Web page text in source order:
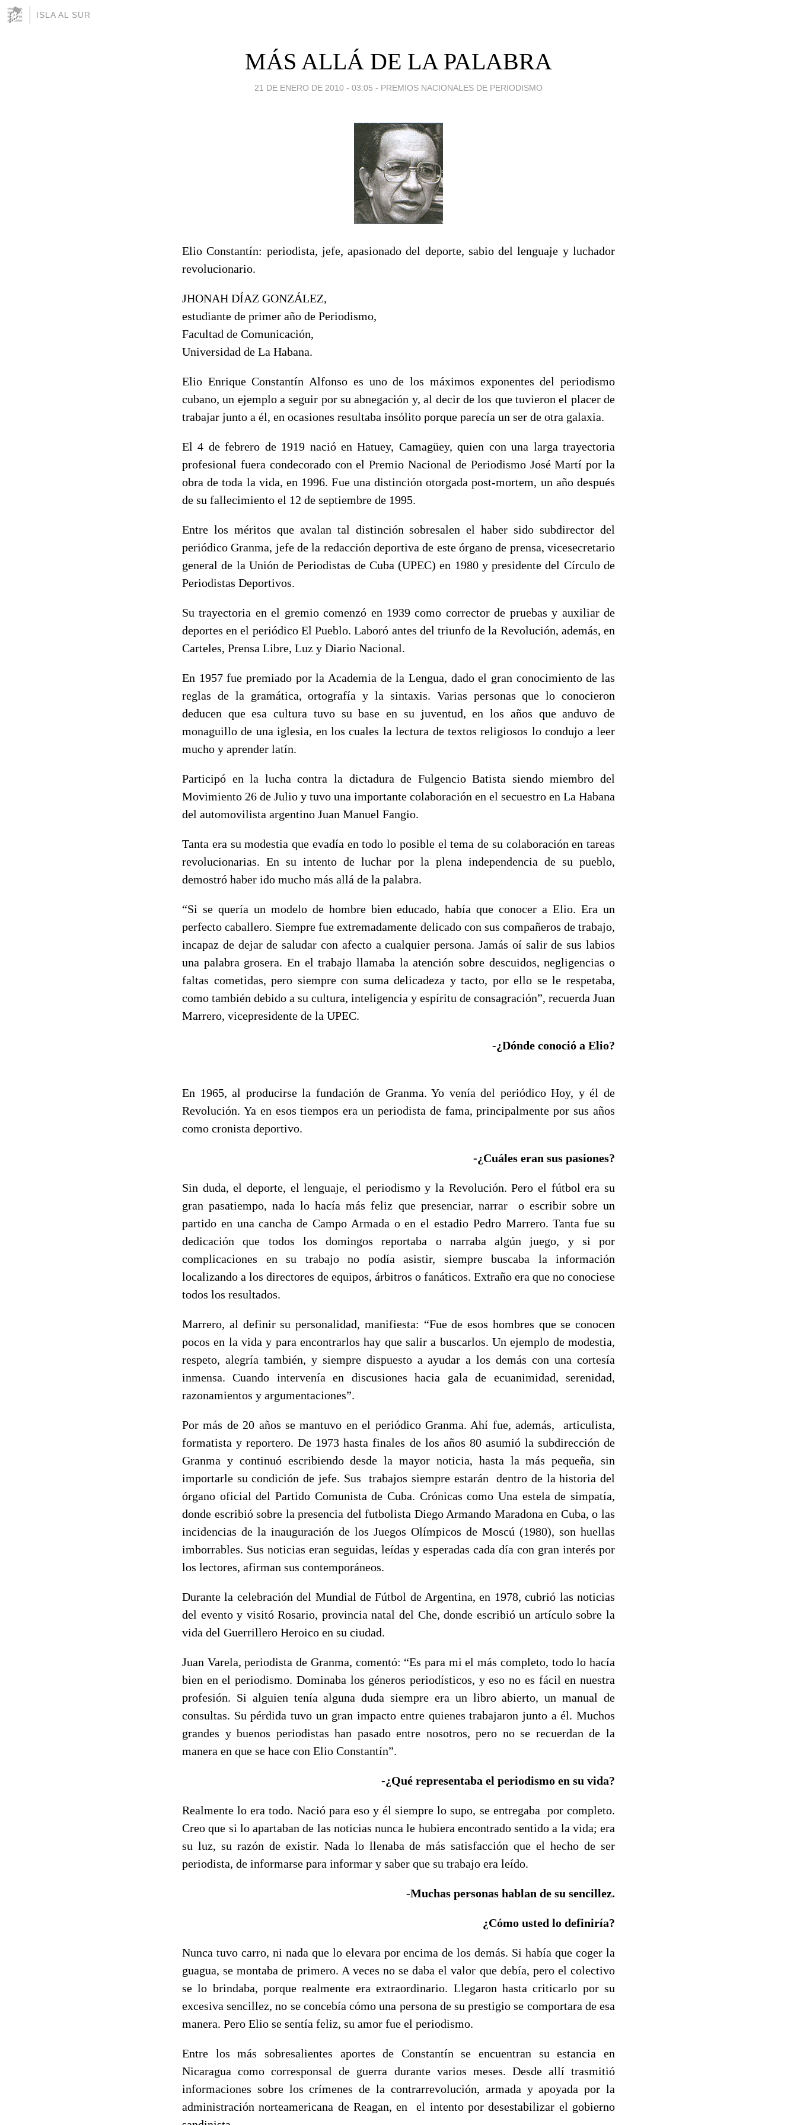
ISLA AL SUR
MÁS ALLÁ DE LA PALABRA
21 DE ENERO DE 2010 - 03:05 - PREMIOS NACIONALES DE PERIODISMO
Elio Constantín: periodista, jefe, apasionado del deporte, sabio del lenguaje y luchador
revolucionario.
JHONAH DÍAZ GONZÁLEZ,
estudiante de primer año de Periodismo,
Facultad de Comunicación,
Universidad de La Habana.
Elio Enrique Constantín Alfonso es uno de los máximos exponentes del periodismo
cubano, un ejemplo a seguir por su abnegación y, al decir de los que tuvieron el placer de
trabajar junto a él, en ocasiones resultaba insólito porque parecía un ser de otra galaxia.
El 4 de febrero de 1919 nació en Hatuey, Camagüey, quien con una larga trayectoria
profesional fuera condecorado con el Premio Nacional de Periodismo José Martí por la
obra de toda la vida, en 1996. Fue una distinción otorgada post-mortem, un año después
de su fallecimiento el 12 de septiembre de 1995.
Entre los méritos que avalan tal distinción sobresalen el haber sido subdirector del
periódico Granma, jefe de la redacción deportiva de este órgano de prensa, vicesecretario
general de la Unión de Periodistas de Cuba (UPEC) en 1980 y presidente del Círculo de
Periodistas Deportivos.
Su trayectoria en el gremio comenzó en 1939 como corrector de pruebas y auxiliar de
deportes en el periódico El Pueblo. Laboró antes del triunfo de la Revolución, además, en
Carteles, Prensa Libre, Luz y Diario Nacional.
En 1957 fue premiado por la Academia de la Lengua, dado el gran conocimiento de las
reglas de la gramática, ortografía y la sintaxis. Varias personas que lo conocieron
deducen que esa cultura tuvo su base en su juventud, en los años que anduvo de
monaguillo de una iglesia, en los cuales la lectura de textos religiosos lo condujo a leer
mucho y aprender latín.
Participó en la lucha contra la dictadura de Fulgencio Batista siendo miembro del
Movimiento 26 de Julio y tuvo una importante colaboración en el secuestro en La Habana
del automovilista argentino Juan Manuel Fangio.
Tanta era su modestia que evadía en todo lo posible el tema de su colaboración en tareas
revolucionarias. En su intento de luchar por la plena independencia de su pueblo,
demostró haber ido mucho más allá de la palabra.
“Si se quería un modelo de hombre bien educado, había que conocer a Elio. Era un
perfecto caballero. Siempre fue extremadamente delicado con sus compañeros de trabajo,
incapaz de dejar de saludar con afecto a cualquier persona. Jamás oí salir de sus labios
una palabra grosera. En el trabajo llamaba la atención sobre descuidos, negligencias o
faltas cometidas, pero siempre con suma delicadeza y tacto, por ello se le respetaba,
como también debido a su cultura, inteligencia y espíritu de consagración”, recuerda Juan
Marrero, vicepresidente de la UPEC.
-¿Dónde conoció a Elio?
En 1965, al producirse la fundación de Granma. Yo venía del periódico Hoy, y él de
Revolución. Ya en esos tiempos era un periodista de fama, principalmente por sus años
como cronista deportivo.
-¿Cuáles eran sus pasiones?
Sin duda, el deporte, el lenguaje, el periodismo y la Revolución. Pero el fútbol era su
gran pasatiempo, nada lo hacía más feliz que presenciar, narrar o escribir sobre un
partido en una cancha de Campo Armada o en el estadio Pedro Marrero. Tanta fue su
dedicación que todos los domingos reportaba o narraba algún juego, y si por
complicaciones en su trabajo no podía asistir, siempre buscaba la información
localizando a los directores de equipos, árbitros o fanáticos. Extraño era que no conociese
todos los resultados.
Marrero, al definir su personalidad, manifiesta: “Fue de esos hombres que se conocen
pocos en la vida y para encontrarlos hay que salir a buscarlos. Un ejemplo de modestia,
respeto, alegría también, y siempre dispuesto a ayudar a los demás con una cortesía
inmensa. Cuando intervenía en discusiones hacia gala de ecuanimidad, serenidad,
razonamientos y argumentaciones”.
Por más de 20 años se mantuvo en el periódico Granma. Ahí fue, además, articulista,
formatista y reportero. De 1973 hasta finales de los años 80 asumió la subdirección de
Granma y continuó escribiendo desde la mayor noticia, hasta la más pequeña, sin
importarle su condición de jefe. Sus trabajos siempre estarán dentro de la historia del
órgano oficial del Partido Comunista de Cuba. Crónicas como Una estela de simpatía,
donde escribió sobre la presencia del futbolista Diego Armando Maradona en Cuba, o las
incidencias de la inauguración de los Juegos Olímpicos de Moscú (1980), son huellas
imborrables. Sus noticias eran seguidas, leídas y esperadas cada día con gran interés por
los lectores, afirman sus contemporáneos.
Durante la celebración del Mundial de Fútbol de Argentina, en 1978, cubrió las noticias
del evento y visitó Rosario, provincia natal del Che, donde escribió un artículo sobre la
vida del Guerrillero Heroico en su ciudad.
Juan Varela, periodista de Granma, comentó: “Es para mi el más completo, todo lo hacía
bien en el periodismo. Dominaba los géneros periodísticos, y eso no es fácil en nuestra
profesión. Si alguien tenía alguna duda siempre era un libro abierto, un manual de
consultas. Su pérdida tuvo un gran impacto entre quienes trabajaron junto a él. Muchos
grandes y buenos periodistas han pasado entre nosotros, pero no se recuerdan de la
manera en que se hace con Elio Constantín”.
-¿Qué representaba el periodismo en su vida?
Realmente lo era todo. Nació para eso y él siempre lo supo, se entregaba por completo.
Creo que si lo apartaban de las noticias nunca le hubiera encontrado sentido a la vida; era
su luz, su razón de existir. Nada lo llenaba de más satisfacción que el hecho de ser
periodista, de informarse para informar y saber que su trabajo era leído.
-Muchas personas hablan de su sencillez.
¿Cómo usted lo definiría?
Nunca tuvo carro, ni nada que lo elevara por encima de los demás. Si había que coger la
guagua, se montaba de primero. A veces no se daba el valor que debía, pero el colectivo
se lo brindaba, porque realmente era extraordinario. Llegaron hasta criticarlo por su
excesiva sencillez, no se concebía cómo una persona de su prestigio se comportara de esa
manera. Pero Elio se sentía feliz, su amor fue el periodismo.
Entre los más sobresalientes aportes de Constantín se encuentran su estancia en
Nicaragua como corresponsal de guerra durante varios meses. Desde allí trasmitió
informaciones sobre los crímenes de la contrarrevolución, armada y apoyada por la
administración norteamericana de Reagan, en el intento por desestabilizar el gobierno